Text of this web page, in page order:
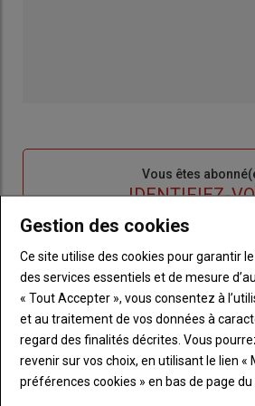
Vous êtes
TITRE IDENTIFIEZ-
de votre
Lien
"Créer
un
nouveau
compte"
Créer un nouveau
Lien
"Réinitialiser
votre
mot
Réinitialiser votre mot
Lien
"Je
Je me connecte
Gestion des cookies
Ce site utilise des cookies pour garantir
des services essentiels et de mesure
« Tout Accepter », vous consentez à
et au traitement de vos données à
regard des finalités décrites. Vous
revenir sur vos choix, en utilisant le lien «
préférences cookies » en bas de page du